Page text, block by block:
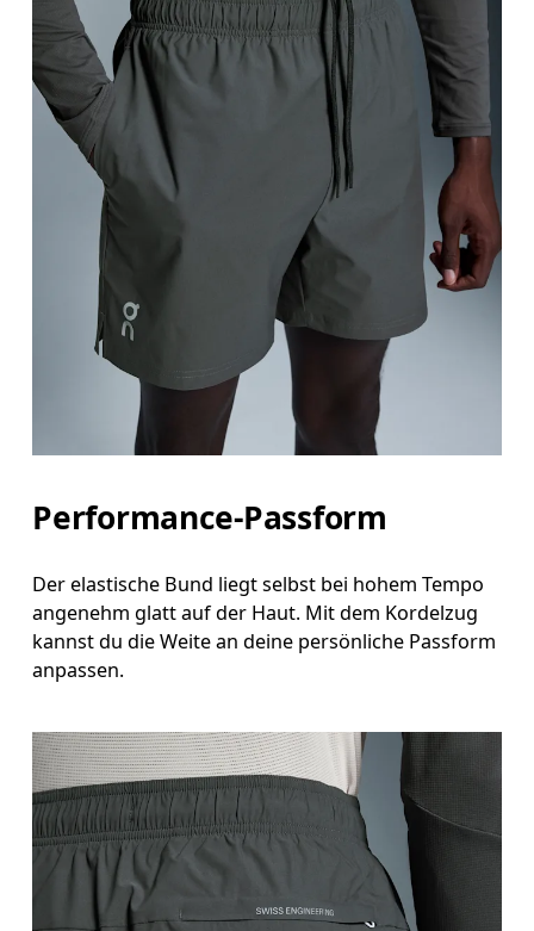
Performance-Passform
Der elastische Bund liegt selbst bei hohem Tempo
angenehm glatt auf der Haut. Mit dem Kordelzug
kannst du die Weite an deine persönliche Passform
anpassen.